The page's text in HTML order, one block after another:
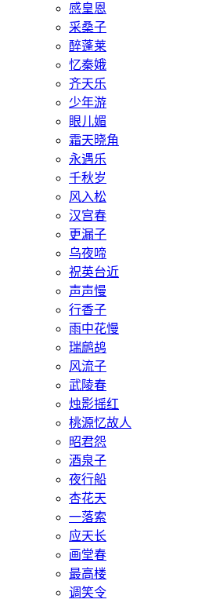
感皇恩
采桑子
醉蓬莱
忆秦娥
齐天乐
少年游
眼儿媚
霜天晓角
永遇乐
千秋岁
风入松
汉宫春
更漏子
乌夜啼
祝英台近
声声慢
行香子
雨中花慢
瑞鹧鸪
风流子
武陵春
烛影摇红
桃源忆故人
昭君怨
酒泉子
夜行船
杏花天
一落索
应天长
画堂春
最高楼
调笑令